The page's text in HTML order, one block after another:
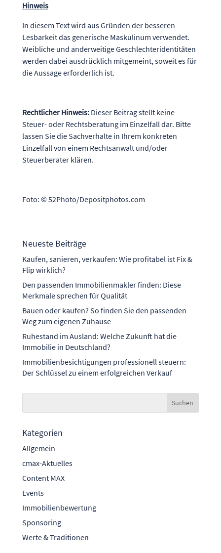
Hinweis
In diesem Text wird aus Gründen der besseren
Lesbarkeit das generische Maskulinum verwendet.
Weibliche und anderweitige Geschlechteridentitäten
werden dabei ausdrücklich mitgemeint, soweit es für
die Aussage erforderlich ist.
Rechtlicher Hinweis: Dieser Beitrag stellt keine
Steuer- oder Rechtsberatung im Einzelfall dar. Bitte
lassen Sie die Sachverhalte in Ihrem konkreten
Einzelfall von einem Rechtsanwalt und/oder
Steuerberater klären.
Foto: © 52Photo/Depositphotos.com
Neueste Beiträge
Kaufen, sanieren, verkaufen: Wie profitabel ist Fix &
Flip wirklich?
Den passenden Immobilienmakler finden: Diese
Merkmale sprechen für Qualität
Bauen oder kaufen? So finden Sie den passenden
Weg zum eigenen Zuhause
Ruhestand im Ausland: Welche Zukunft hat die
Immobilie in Deutschland?
Immobilienbesichtigungen professionell steuern:
Der Schlüssel zu einem erfolgreichen Verkauf
Kategorien
Allgemein
cmax-Aktuelles
Content MAX
Events
Immobilienbewertung
Sponsoring
Werte & Traditionen